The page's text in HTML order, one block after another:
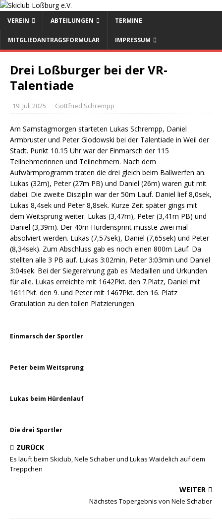
VEREIN ABTEILUNGEN TERMINE
MITGLIEDANTRAGSFORMULAR IMPRESSUM
Drei Loßburger bei der VR-
Talentiade
19. Juli 2025 Gottfried Schrempp
Am Samstagmorgen starteten Lukas Schrempp, Daniel
Armbruster und Peter Glodowski bei der Talentiade in Weil der
Stadt. Punkt 10.15 Uhr war der Einmarsch der 115
Teilnehmerinnen und Teilnehmern. Nach dem
Aufwärmprogramm traten die drei gleich beim Ballwerfen an.
Lukas (32m), Peter (27m PB) und Daniel (26m) waren gut mit
dabei. Die zweite Disziplin war der 50m Lauf. Daniel lief 8,0sek,
Lukas 8,4sek und Peter 8,8sek. Kurze Zeit später gings mit
dem Weitsprung weiter. Lukas (3,47m), Peter (3,41m PB) und
Daniel (3,39m). Der 40m Hürdensprint musste zwei mal
absolviert werden. Lukas (7,57sek), Daniel (7,65sek) und Peter
(8,34sek). Zum Abschluss gab es noch einen 800m Lauf. Da
stellten alle 3 PB auf. Lukas 3:02min, Peter 3:03min und Daniel
3:04sek. Bei der Siegerehrung gab es Medaillen und Urkunden
für alle. Lukas erreichte mit 1642Pkt. den 7.Platz, Daniel mit
1611Pkt. den 9. und Peter mit 1467Pkt. den 16. Platz
Gratulation zu den tollen Platzierungen
Einmarsch der Sportler
Peter beim Weitsprung
Lukas beim Hürdenlauf
Die drei Sportler
ZURÜCK
Es läuft beim Skiclub, Nele Schaber und Lukas Waidelich auf dem
Treppchen
WEITER
Nächstes Topergebnis von Nele Schaber